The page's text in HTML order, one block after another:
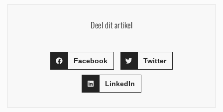
Deel dit artikel
Facebook Twitter
LinkedIn